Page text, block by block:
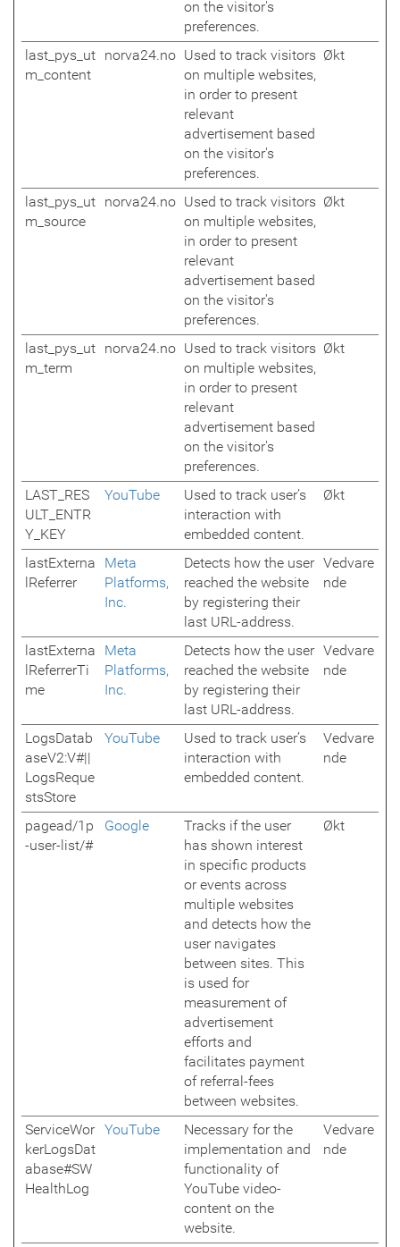
on the visitor's
preferences.
last_pys_ut
m_content
norva24.no Used to track visitors
on multiple websites,
in order to present
relevant
advertisement based
on the visitor's
preferences.
Økt
last_pys_ut
m_source
norva24.no Used to track visitors
on multiple websites,
in order to present
relevant
advertisement based
on the visitor's
preferences.
Økt
last_pys_ut
m_term
norva24.no Used to track visitors
on multiple websites,
in order to present
relevant
advertisement based
on the visitor's
preferences.
Økt
LAST_RES
ULT_ENTR
Y_KEY
YouTube
Used to track user’s
interaction with
embedded content.
Økt
lastExterna
lReferrer
Meta
Platforms,
Inc.
Detects how the user
reached the website
by registering their
last URL-address.
Vedvare
nde
lastExterna
lReferrerTi
me
Meta
Platforms,
Inc.
Detects how the user
reached the website
by registering their
last URL-address.
Vedvare
nde
LogsDatab
aseV2:V#||
LogsReque
stsStore
YouTube
Used to track user’s
interaction with
embedded content.
Vedvare
nde
pagead/1p
-user-list/#
Google
Tracks if the user
has shown interest
in specific products
or events across
multiple websites
and detects how the
user navigates
between sites. This
is used for
measurement of
advertisement
efforts and
facilitates payment
of referral-fees
between websites.
Økt
ServiceWor
kerLogsDat
abase#SW
HealthLog
YouTube
Necessary for the
implementation and
functionality of
YouTube video-
content on the
website.
Vedvare
nde